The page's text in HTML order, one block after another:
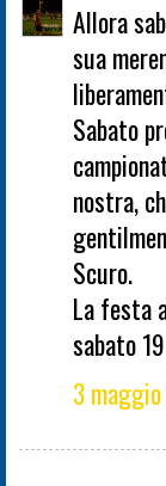
Allora
sua
Sabato
nostra,
Scuro.
La festa
sabato
3